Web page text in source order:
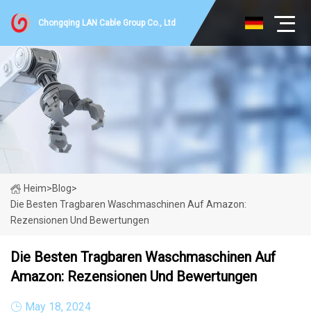
Chongqing LAN Cable Group Co., Ltd
Heim>Blog>
Die Besten Tragbaren Waschmaschinen Auf Amazon:
Rezensionen Und Bewertungen
Die Besten Tragbaren Waschmaschinen Auf
Amazon: Rezensionen Und Bewertungen
May 18, 2024